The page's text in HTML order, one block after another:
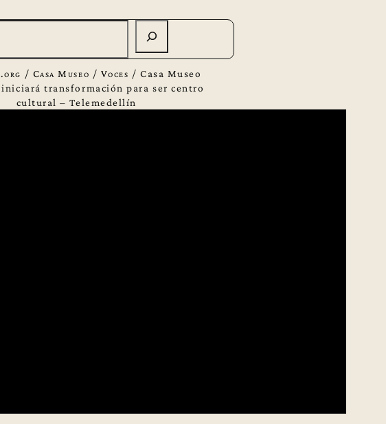
/ Casa Museo / Voces /Casa Museo
transformación para ser centro
cultural – Telemedellín